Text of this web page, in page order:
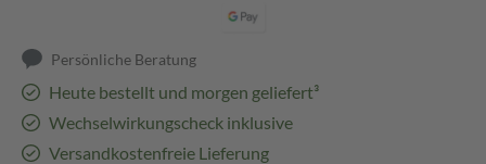
Persönliche Beratung
Heute bestellt und morgen geliefert³
Wechselwirkungscheck inklusive
Versandkostenfreie Lieferung